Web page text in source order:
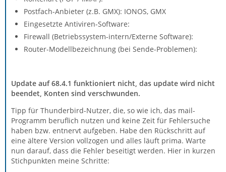
Postfach-Anbieter (z.B. GMX): IONOS, GMX
Eingesetzte Antiviren-Software:
Firewall (Betriebssystem-intern/Externe Software):
Router-Modellbezeichnung (bei Sende-Problemen):
Update auf 68.4.1 funktioniert nicht, das update wird nicht
beendet, Konten sind verschwunden.
Tipp für Thunderbird-Nutzer, die, so wie ich, das mail-
Programm beruflich nutzen und keine Zeit für Fehlersuche
haben bzw. entnervt aufgeben. Habe den Rückschritt auf
eine ältere Version vollzogen und alles läuft prima. Warte
nun darauf, dass die Fehler beseitigt werden. Hier in kurzen
Stichpunkten meine Schritte: